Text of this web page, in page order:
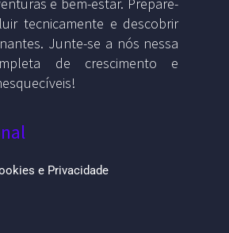
tecnicamente e descobrir
Junte-se a nós nessa
de crescimento e
e Privacidade